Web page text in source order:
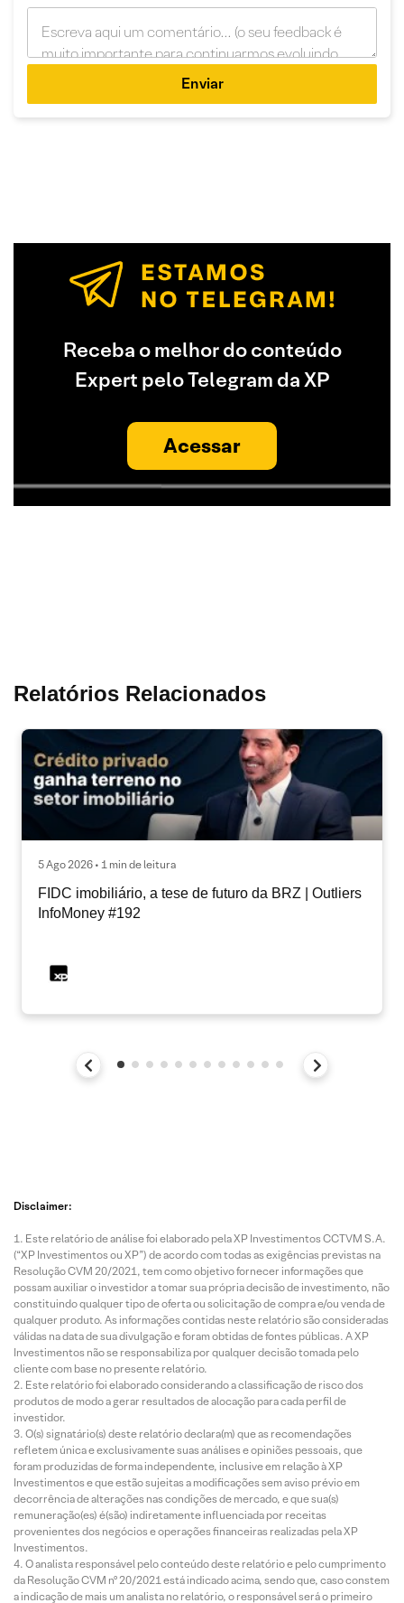
Enviar
Receba o melhor do conteúdo
Expert pelo Telegram da XP
Acessar
Relatórios Relacionados
5 Ago 2026 • 1 min de leitura
FIDC imobiliário, a tese de futuro da BRZ | Outliers
InfoMoney #192
Disclaimer:
Este relatório de análise foi elaborado pela XP Investimentos CCTVM S.A.
(“XP Investimentos ou XP”) de acordo com todas as exigências previstas na
Resolução CVM 20/2021, tem como objetivo fornecer informações que
possam auxiliar o investidor a tomar sua própria decisão de investimento, não
constituindo qualquer tipo de oferta ou solicitação de compra e/ou venda de
qualquer produto. As informações contidas neste relatório são consideradas
válidas na data de sua divulgação e foram obtidas de fontes públicas. A XP
Investimentos não se responsabiliza por qualquer decisão tomada pelo
cliente com base no presente relatório.
Este relatório foi elaborado considerando a classificação de risco dos
produtos de modo a gerar resultados de alocação para cada perfil de
investidor.
O(s) signatário(s) deste relatório declara(m) que as recomendações
refletem única e exclusivamente suas análises e opiniões pessoais, que
foram produzidas de forma independente, inclusive em relação à XP
Investimentos e que estão sujeitas a modificações sem aviso prévio em
decorrência de alterações nas condições de mercado, e que sua(s)
remuneração(es) é(são) indiretamente influenciada por receitas
provenientes dos negócios e operações financeiras realizadas pela XP
Investimentos.
O analista responsável pelo conteúdo deste relatório e pelo cumprimento
da Resolução CVM nº 20/2021 está indicado acima, sendo que, caso constem
a indicação de mais um analista no relatório, o responsável será o primeiro